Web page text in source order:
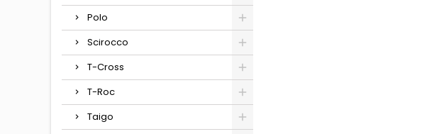
Polo
Scirocco
T-Cross
T-Roc
Taigo